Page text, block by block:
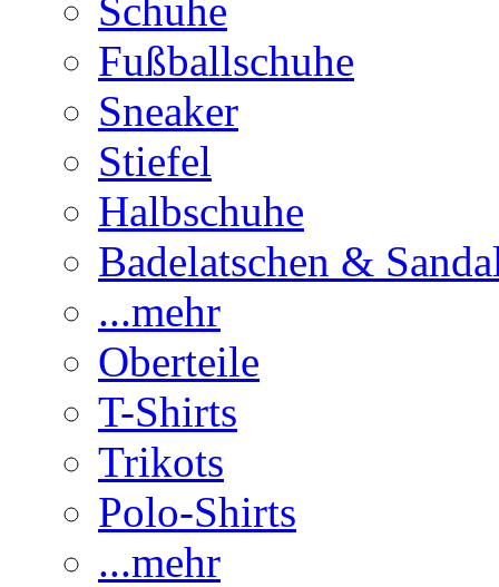
Schuhe
Fußballschuhe
Sneaker
Stiefel
Halbschuhe
Badelatschen &
...mehr
Oberteile
T-Shirts
Trikots
Polo-Shirts
...mehr